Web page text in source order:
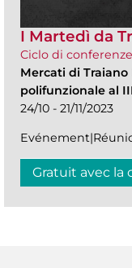
I Martedì da
Ciclo di conferenze
Mercati di
polifunzionale al
24/10 - 21/11/2023
Gratuit avec la